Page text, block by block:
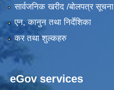
सार्वजनिक खरीद /बोलपत्र सूचना
एन, कानुन तथा निर्देशिका
कर तथा शुल्कहरु
eGov services